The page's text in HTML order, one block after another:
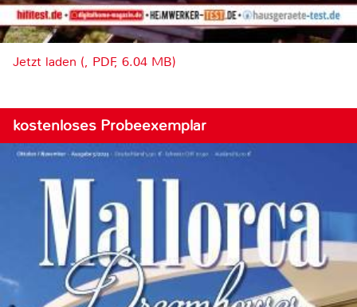
Jetzt laden (, PDF, 6.04 MB)
kostenloses Probeexemplar